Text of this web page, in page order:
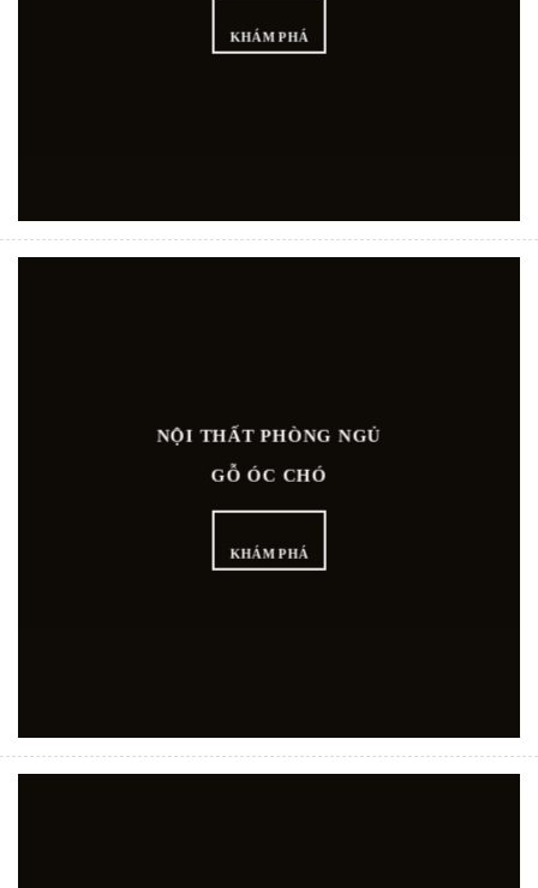
KHÁM PHÁ
NỘI THẤT PHÒNG NGỦ
GỖ ÓC CHÓ
KHÁM PHÁ